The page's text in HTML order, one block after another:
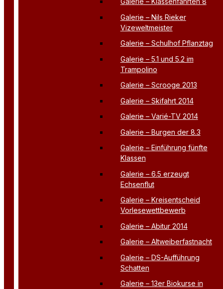
Galerie – Nils Rieker
Vizeweltmeister
Galerie – Schulhof Pflanztag
Galerie – 5.1 und 5.2 im
Trampolino
Galerie – Scrooge 2013
Galerie – Skifahrt 2014
Galerie – Varié-TV 2014
Galerie – Burgen der 8.3
Galerie – Einführung fünfte
Klassen
Galerie – 6.5 erzeugt
Echsenflut
Galerie – Kreisentscheid
Vorlesewettbewerb
Galerie – Abitur 2014
Galerie – Altweiberfastnacht
Galerie – DS-Aufführung
Schatten
Galerie – 13er Biokurse in